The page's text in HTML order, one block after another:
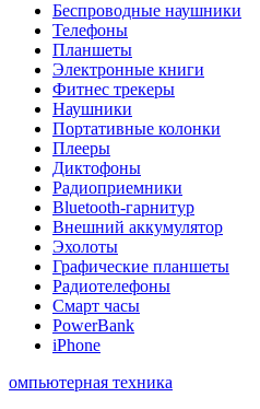
Беспроводные наушники
Телефоны
Планшеты
Электронные книги
Фитнес трекеры
Наушники
Портативные колонки
Плееры
Диктофоны
Радиоприемники
Bluetooth-гарнитур
Внешний аккумулятор
Эхолоты
Графические планшеты
Радиотелефоны
Смарт часы
PowerBank
iPhone
омпьютерная техника